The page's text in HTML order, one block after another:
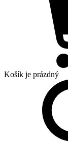
Košík je prázdný